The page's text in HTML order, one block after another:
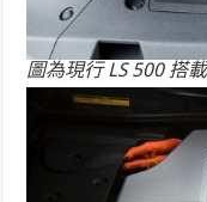
圖為現行 LS 500 搭